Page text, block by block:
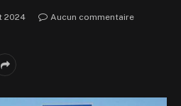
2024 Aucun commentaire